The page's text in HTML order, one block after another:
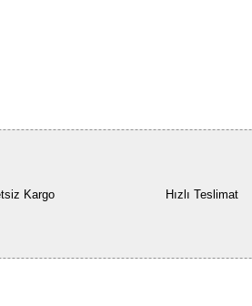
Kargo Hızlı Teslimat